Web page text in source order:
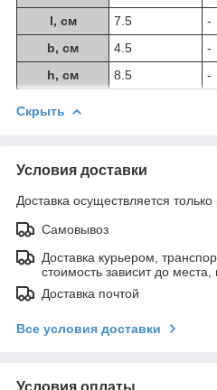
l, см 7.5 -
b, см
4.5 -
h, см
8.5 -
Скрыть
Условия доставки
Доставка осуществляется
Самовывоз
Доставка курьером,
стоимость зависит до места,
Доставка почтой
Все условия доставки
Условия оплаты